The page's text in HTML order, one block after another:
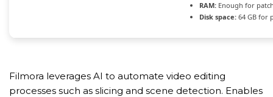
RAM: Enough for
Disk space: 64 GB for
Filmora leverages AI to automate video editing
processes such as slicing and scene detection. Enables